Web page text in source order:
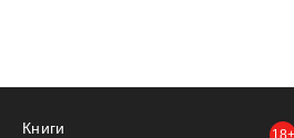
Книги